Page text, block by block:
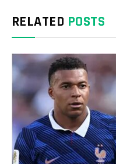
RELATED POSTS